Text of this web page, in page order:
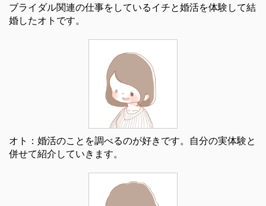
ブライダル関連の仕事をしているイチと婚活を体験して結
婚したオトです。
オト：婚活のことを調べるのが好きです。自分の実体験と
併せて紹介していきます。